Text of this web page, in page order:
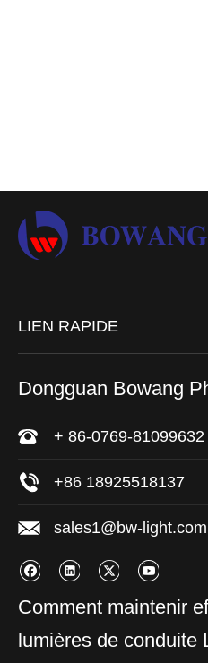
LIEN RAPIDE
Dongguan Bowang
+ 86-0769-81099632
+86 18925518137
sales1@bw-light.com
Comment maintenir
lumières de conduite